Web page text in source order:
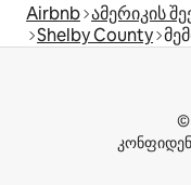
Airbnb ამერიკის
Shelby County
©